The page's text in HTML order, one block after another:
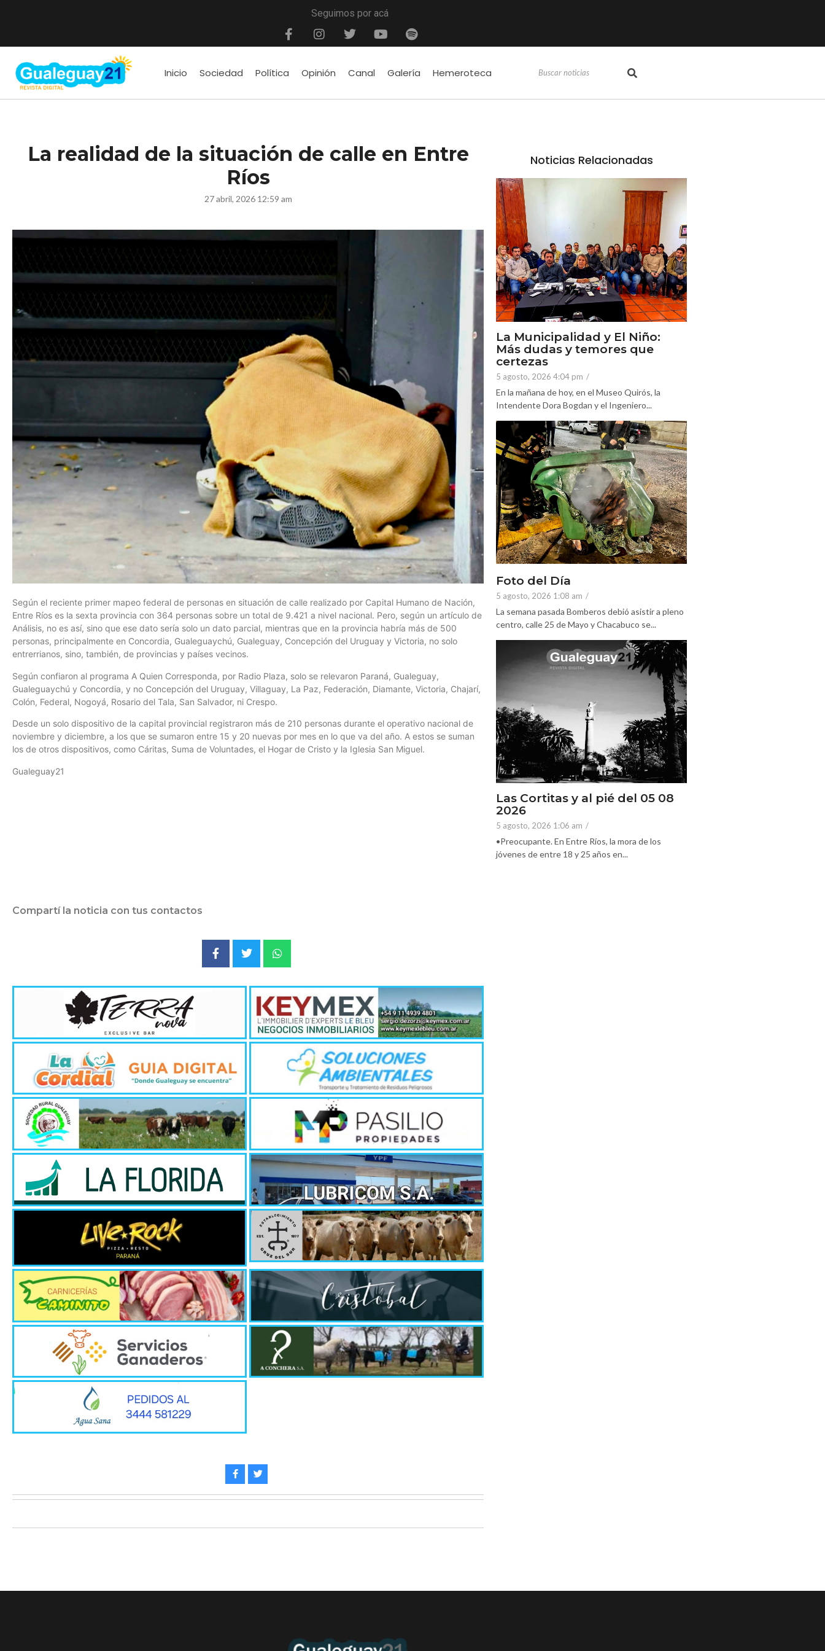
Seguimos por acá
Inicio Sociedad Política Opinión Canal Galería Hemeroteca
La realidad de la situación de calle en Entre
Ríos
27 abril, 2026 12:59 am
Según el reciente primer mapeo federal de personas en situación de calle realizado por Capital Humano de Nación,
Entre Ríos es la sexta provincia con 364 personas sobre un total de 9.421 a nivel nacional. Pero, según un artículo de
Análisis, no es así, sino que ese dato sería solo un dato parcial, mientras que en la provincia habría más de 500
personas, principalmente en Concordia, Gualeguaychú, Gualeguay, Concepción del Uruguay y Victoria, no solo
entrerrianos, sino, también, de provincias y países vecinos.
Según confiaron al programa A Quien Corresponda, por Radio Plaza, solo se relevaron Paraná, Gualeguay,
Gualeguaychú y Concordia, y no Concepción del Uruguay, Villaguay, La Paz, Federación, Diamante, Victoria, Chajarí,
Colón, Federal, Nogoyá, Rosario del Tala, San Salvador, ni Crespo.
Desde un solo dispositivo de la capital provincial registraron más de 210 personas durante el operativo nacional de
noviembre y diciembre, a los que se sumaron entre 15 y 20 nuevas por mes en lo que va del año. A estos se suman
los de otros dispositivos, como Cáritas, Suma de Voluntades, el Hogar de Cristo y la Iglesia San Miguel.
Gualeguay21
Compartí la noticia con tus contactos
Noticias Relacionadas
La Municipalidad y El Niño:
Más dudas y temores que
certezas
5 agosto, 2026 4:04 pm /
En la mañana de hoy, en el Museo Quirós, la
Intendente Dora Bogdan y el Ingeniero...
Foto del Día
5 agosto, 2026 1:08 am /
La semana pasada Bomberos debió asistir a pleno
centro, calle 25 de Mayo y Chacabuco se...
Las Cortitas y al pié del 05 08
2026
5 agosto, 2026 1:06 am /
•Preocupante. En Entre Ríos, la mora de los
jóvenes de entre 18 y 25 años en...